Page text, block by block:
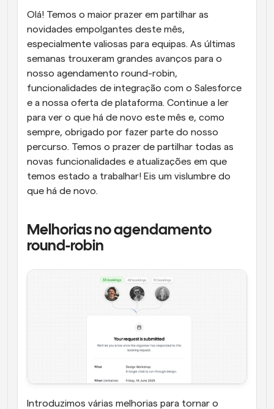
Agendamento potenciado com chamadas
impulsionadas por IA
Fluxos de trabalho
Automatizar agendamento e lembretes
Blogue
Mantenha-se atualizado com as últimas notícias e
atualizações
Reuniões Instantâneas
Reunião com clientes em minutos
Links de Grupo Dinâmico
Agende reuniões de forma fluida com várias pessoas
Webhooks
Olá! Temos o maior prazer em partilhar as
novidades empolgantes deste mês,
especialmente valiosas para equipas. As últimas
semanas trouxeram grandes avanços para o
nosso agendamento round-robin,
funcionalidades de integração com o Salesforce
e a nossa oferta de plataforma. Continue a ler
para ver o que há de novo este mês e, como
sempre, obrigado por fazer parte do nosso
percurso. Temos o prazer de partilhar todas as
novas funcionalidades e atualizações em que
temos estado a trabalhar! Eis um vislumbre do
que há de novo.
Melhorias no agendamento
round-robin
Introduzimos várias melhorias para tornar o